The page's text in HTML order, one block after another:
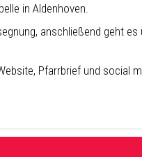
in Aldenhoven.
anschließend geht
Pfarrbrief und social